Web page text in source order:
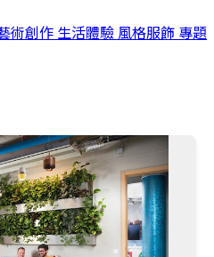
術創作 生活體驗 風格服飾 專題